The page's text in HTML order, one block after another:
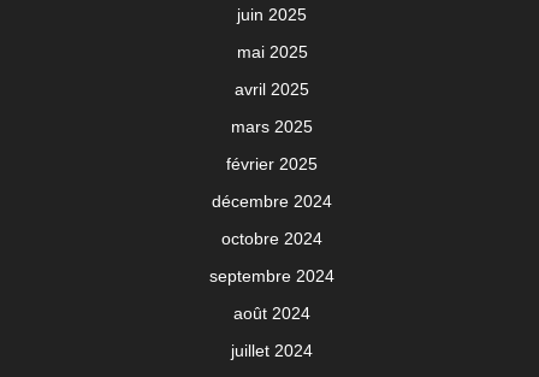
juin 2025
mai 2025
avril 2025
mars 2025
février 2025
décembre 2024
octobre 2024
septembre 2024
août 2024
juillet 2024